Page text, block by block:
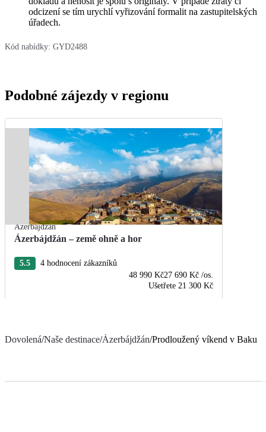
odcizení se tím urychlí vyřizování formalit na zastupitelských
úřadech.
Kód nabídky: GYD2488
Podobné zájezdy v regionu
Ázerbájdžán
Ázerbájdžán – země ohně a hor
5.5
4 hodnocení zákazníků
48 990 Kč27 690 Kč /os.
Ušetřete 21 300 Kč
Dovolená/Naše destinace/Ázerbájdžán/Prodloužený víkend v Baku